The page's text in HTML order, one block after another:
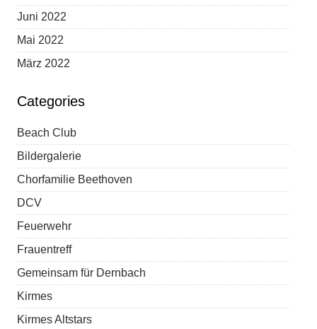
Juni 2022
Mai 2022
März 2022
Categories
Beach Club
Bildergalerie
Chorfamilie Beethoven
DCV
Feuerwehr
Frauentreff
Gemeinsam für Dernbach
Kirmes
Kirmes Altstars